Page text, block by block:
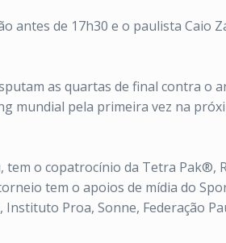
antes de 17h30 e o paulista Caio
as quartas de final contra o
mundial pela primeira vez na
o copatrocínio da Tetra Pak®,
tem o apoios de mídia do
Proa, Sonne, Federação